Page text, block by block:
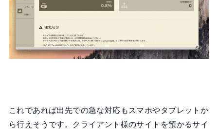
これであれば出先での急な対応もスマホやタブレットか
ら行えそうです。クライアント様のサイトを預かるサイ